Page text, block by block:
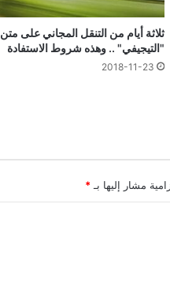
ثلاثة أيام من التنقل المجاني على متن
"التيجيفي" .. وهذه شروط الاستفادة
2018-11-23
مشار إليها بـ *